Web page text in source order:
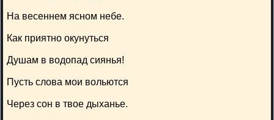
На весеннем ясном небе.
Как приятно окунуться
Душам в водопад сиянья!
Пусть слова мои вольются
Через сон в твое дыханье.